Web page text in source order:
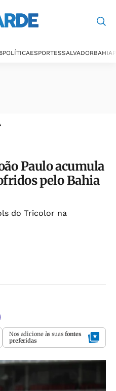
POLÍTICAESPORTESSALVADORBAHIA
Paulo acumula
pelo Bahia
do Tricolor na
Nos adicione às suas fontes
preferidas